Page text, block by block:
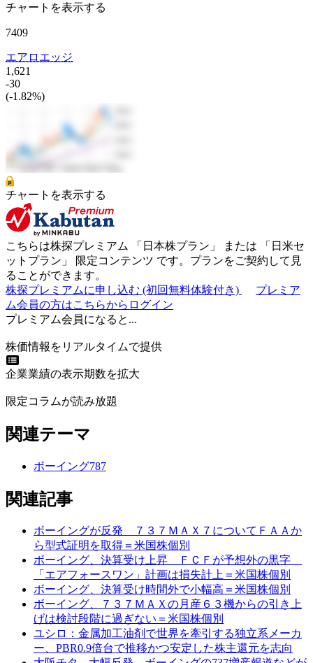
チャートを表示する
7409
エアロエッジ
1,621
-30
(-1.82%)
チャートを表示する
こちらは株探プレミアム 「 日本株プラン 」 または 「 日米セ
ットプラン 」 限定コンテンツ です。プランをご契約して見
ることができます。
株探プレミアムに申し込む (初回無料体験付き)
プレミア
ム会員の方はこちらからログイン
プレミアム会員になると...
株価情報をリアルタイムで提供
企業業績の表示期数を拡大
限定コラムが読み放題
関連テーマ
ボーイング787
関連記事
ボーイングが反発 ７３７ＭＡＸ７についてＦＡＡか
ら型式証明を取得＝米国株個別
ボーイング、決算受け上昇 ＦＣＦが予想外の黒字
「エアフォースワン」計画は損失計上＝米国株個別
ボーイング、決算受け時間外で小幅高＝米国株個別
ボーイング、７３７ＭＡＸの月産６３機からの引き上
げは検討段階に過ぎない＝米国株個別
ユシロ：金属加工油剤で世界を牽引する独立系メーカ
ー、PBR0.9倍台で推移かつ安定した株主還元を志向